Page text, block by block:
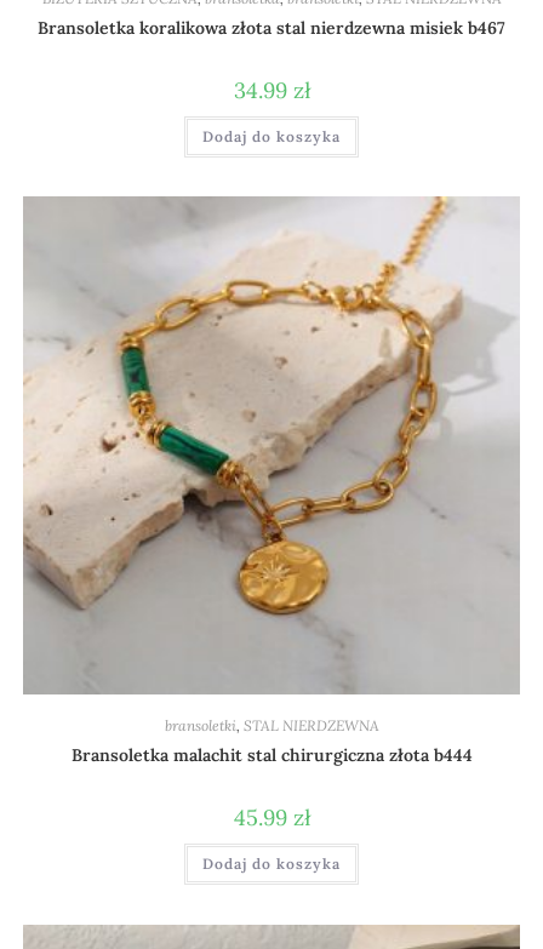
Bransoletka koralikowa złota stal nierdzewna misiek b467
34.99 zł
Dodaj do koszyka
bransoletki, STAL NIERDZEWNA
Bransoletka malachit stal chirurgiczna złota b444
45.99 zł
Dodaj do koszyka